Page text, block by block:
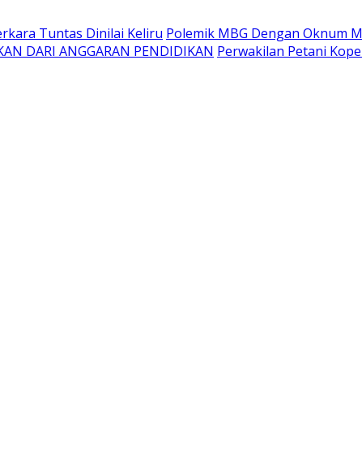
Tuntas Dinilai Keliru Polemik MBG Dengan Oknum
DARI ANGGARAN PENDIDIKAN Perwakilan Petani